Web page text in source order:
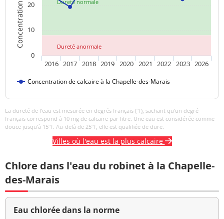
Titre alcalimétrique
complet
Température de l'eau 10,8 °C
mesure du pH
Titre hydrotimétrique 22,9 °f
Turbidité
<0,30 NFU
Dureté normale
Dureté anormale
Concentration de calcaire à la Chapelle-des-Marais
2016 2017 2018 2019 2020 2021 2022 2023 2026
0
10
20
La dureté de l’eau est mesurée en degrés français (°f), sachant qu’un degré
français correspond à 10 mg de calcaire par litre. Une eau est considérée comme
douce jusqu’à 15°f. Au-delà de 25°f, elle est qualifiée de dure.
Villes où l'eau est la plus calcaire
Chlore dans l'eau du robinet à la Chapelle-
des-Marais
Eau chlorée dans la norme